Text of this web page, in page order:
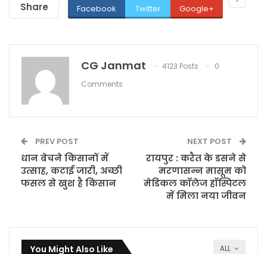
Share Facebook Twitter Google+
CG Janmat 4123 Posts
0
Comments
PREV POST
धान बेचने किसानों में
उत्साह, कटाई जारी, अच्छी
फसल से खुश है किसान
NEXT POST
रायपुर : करैत के डसने से
मरणासन्न मासूम को
मेडिकल कॉलेज हॉस्पिटल
में मिला नया जीवन
ALL
You Might Also Like